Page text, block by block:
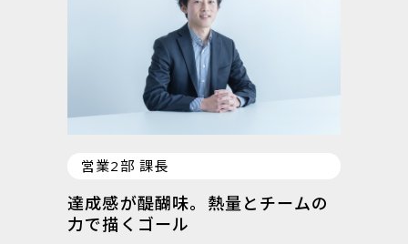
営業2部 課長
達成感が醍醐味。熱量とチームの
力で描くゴール